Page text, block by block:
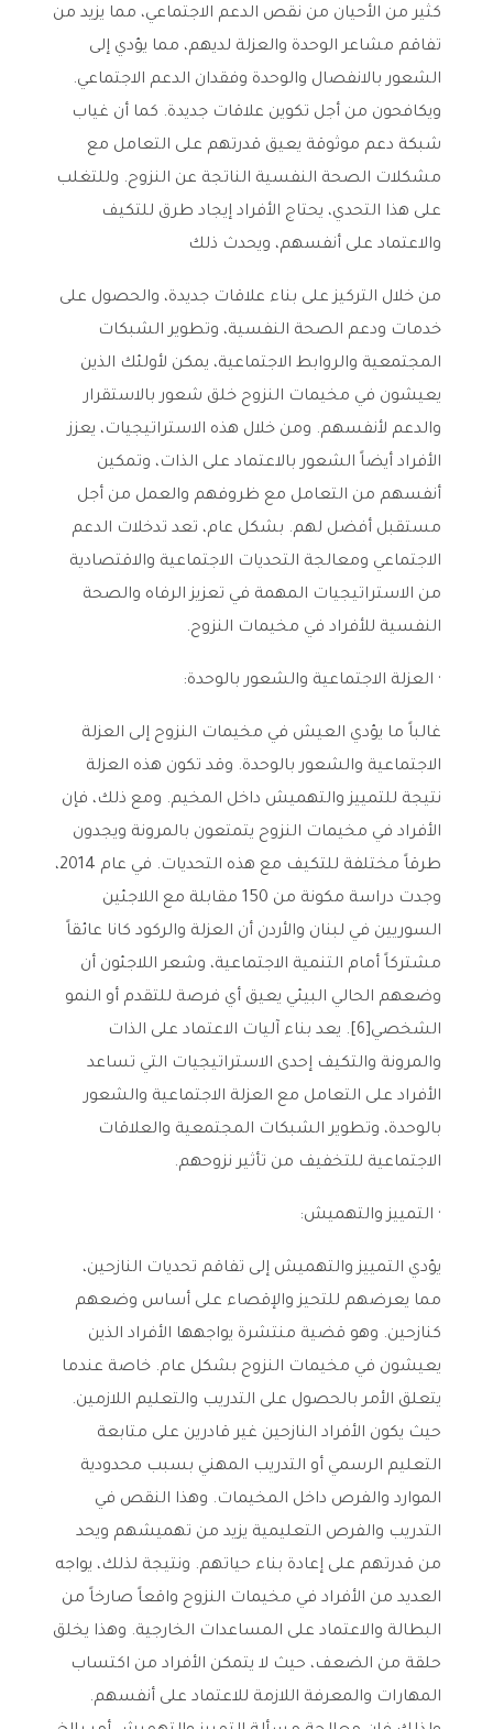
كثير من الأحيان من نقص الدعم الاجتماعي، مما يزيد من
تفاقم مشاعر الوحدة والعزلة لديهم، مما يؤدي إلى
الشعور بالانفصال والوحدة وفقدان الدعم الاجتماعي.
ويكافحون من أجل تكوين علاقات جديدة. كما أن غياب
شبكة دعم موثوقة يعيق قدرتهم على التعامل مع
مشكلات الصحة النفسية الناتجة عن النزوح. وللتغلب
على هذا التحدي، يحتاج الأفراد إيجاد طرق للتكيف
والاعتماد على أنفسهم، ويحدث ذلك
من خلال التركيز على بناء علاقات جديدة، والحصول على
خدمات ودعم الصحة النفسية، وتطوير الشبكات
المجتمعية والروابط الاجتماعية، يمكن لأولئك الذين
يعيشون في مخيمات النزوح خلق شعور بالاستقرار
والدعم لأنفسهم. ومن خلال هذه الاستراتيجيات، يعزز
الأفراد أيضاً الشعور بالاعتماد على الذات، وتمكين
أنفسهم من التعامل مع ظروفهم والعمل من أجل
مستقبل أفضل لهم. بشكل عام، تعد تدخلات الدعم
الاجتماعي ومعالجة التحديات الاجتماعية والاقتصادية
من الاستراتيجيات المهمة في تعزيز الرفاه والصحة
النفسية للأفراد في مخيمات النزوح.
· العزلة الاجتماعية والشعور بالوحدة:
غالباً ما يؤدي العيش في مخيمات النزوح إلى العزلة
الاجتماعية والشعور بالوحدة. وقد تكون هذه العزلة
نتيجة للتمييز والتهميش داخل المخيم. ومع ذلك، فإن
الأفراد في مخيمات النزوح يتمتعون بالمرونة ويجدون
طرقاً مختلفة للتكيف مع هذه التحديات. في عام 2014،
وجدت دراسة مكونة من 150 مقابلة مع اللاجئين
السوريين في لبنان والأردن أن العزلة والركود كانا عائقاً
مشتركاً أمام التنمية الاجتماعية، وشعر اللاجئون أن
وضعهم الحالي البيئي يعيق أي فرصة للتقدم أو النمو
الشخصي[6]. يعد بناء آليات الاعتماد على الذات
والمرونة والتكيف إحدى الاستراتيجيات التي تساعد
الأفراد على التعامل مع العزلة الاجتماعية والشعور
بالوحدة، وتطوير الشبكات المجتمعية والعلاقات
الاجتماعية للتخفيف من تأثير نزوحهم.
· التمييز والتهميش:
يؤدي التمييز والتهميش إلى تفاقم تحديات النازحين،
مما يعرضهم للتحيز والإقصاء على أساس وضعهم
كنازحين. وهو قضية منتشرة يواجهها الأفراد الذين
يعيشون في مخيمات النزوح بشكل عام. خاصة عندما
يتعلق الأمر بالحصول على التدريب والتعليم اللازمين.
حيث يكون الأفراد النازحين غير قادرين على متابعة
التعليم الرسمي أو التدريب المهني بسبب محدودية
الموارد والفرص داخل المخيمات. وهذا النقص في
التدريب والفرص التعليمية يزيد من تهميشهم ويحد
من قدرتهم على إعادة بناء حياتهم. ونتيجة لذلك، يواجه
العديد من الأفراد في مخيمات النزوح واقعاً صارخاً من
البطالة والاعتماد على المساعدات الخارجية. وهذا يخلق
حلقة من الضعف، حيث لا يتمكن الأفراد من اكتساب
المهارات والمعرفة اللازمة للاعتماد على أنفسهم.